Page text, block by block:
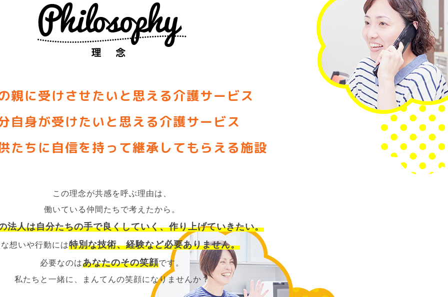
親に受けさせたいと思える介護サービス
自身が受けたいと思える介護サービス
たちに自信を持って継承してもらえる施設
この理念が共感を呼ぶ理由は、
働いている仲間たちで考えたから。
法人は自分たちの手で良くしていく、作り上げていきたい。
想いや行動には特別な技術、経験など必要ありません。
必要なのはあなたのその笑顔です。
私たちと一緒に、まんてんの笑顔になりませんか？